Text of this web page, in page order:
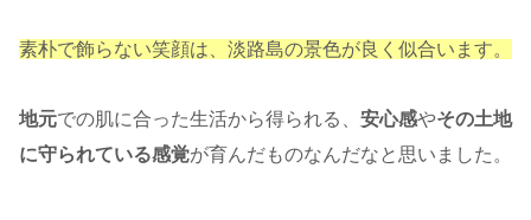
素朴で飾らない笑顔は、淡路島の景色が良く似合います。
地元での肌に合った生活から得られる、 安心感やその土地
に守られている感覚が育んだものなんだなと思いました。